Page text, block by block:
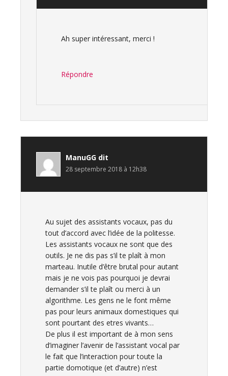
Ah super intéressant, merci !
Répondre
ManuGG dit
28 septembre 2018 à 12h38
Au sujet des assistants vocaux, pas du
tout d’accord avec l’idée de la politesse.
Les assistants vocaux ne sont que des
outils. Je ne dis pas s’il te plaît à mon
marteau. Inutile d’être brutal pour autant
mais je ne vois pas pourquoi je devrai
demander s’il te plaît ou merci à un
algorithme. Les gens ne le font même
pas pour leurs animaux domestiques qui
sont pourtant des etres vivants…
De plus il est important de à mon sens
d’imaginer l’avenir de l’assistant vocal par
le fait que l’interaction pour toute la
partie domotique (et d’autre) n’est